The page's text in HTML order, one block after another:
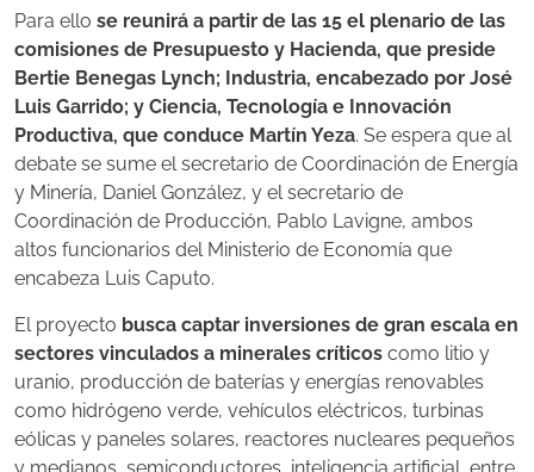
Para ello se reunirá a partir de las 15 el plenario de las
comisiones de Presupuesto y Hacienda, que preside
Bertie Benegas Lynch; Industria, encabezado por José
Luis Garrido; y Ciencia, Tecnología e Innovación
Productiva, que conduce Martín Yeza. Se espera que al
debate se sume el secretario de Coordinación de Energía
y Minería, Daniel González, y el secretario de
Coordinación de Producción, Pablo Lavigne, ambos
altos funcionarios del Ministerio de Economía que
encabeza Luis Caputo.
El proyecto busca captar inversiones de gran escala en
sectores vinculados a minerales críticos como litio y
uranio, producción de baterías y energías renovables
como hidrógeno verde, vehículos eléctricos, turbinas
eólicas y paneles solares, reactores nucleares pequeños